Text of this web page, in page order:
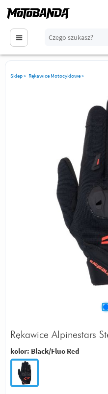
Sklep» Rękawice Motocyklowe»
Rękawice Alpinestars
kolor: Black/Fluo Red